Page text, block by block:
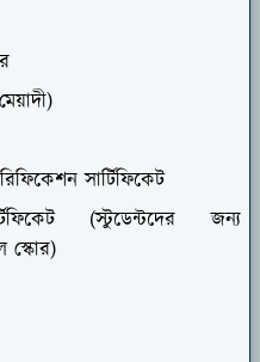
সার্টিফিকেট
(স্টুডেন্টদের জন্য